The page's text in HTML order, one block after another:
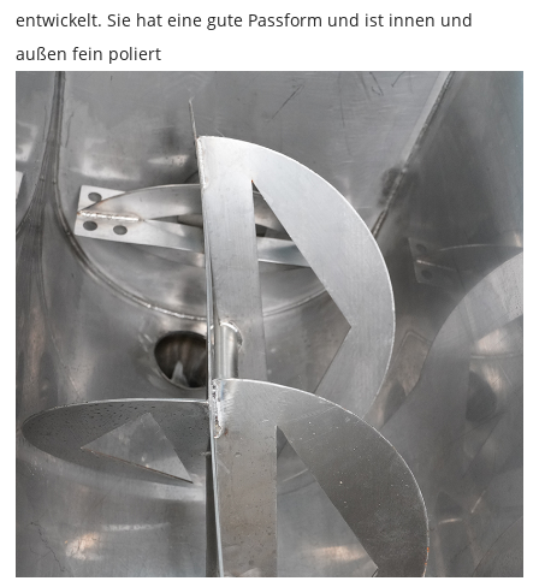
entwickelt. Sie hat eine gute Passform und ist innen und
außen fein poliert